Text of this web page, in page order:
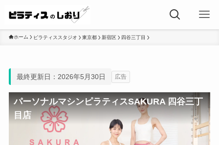
ホーム ピラティススタジオ 東京都 新宿区 四谷三丁目
最終更新日：2026年5月30日 広告
パーソナルマシンピラティスSAKURA 四谷三丁
目店